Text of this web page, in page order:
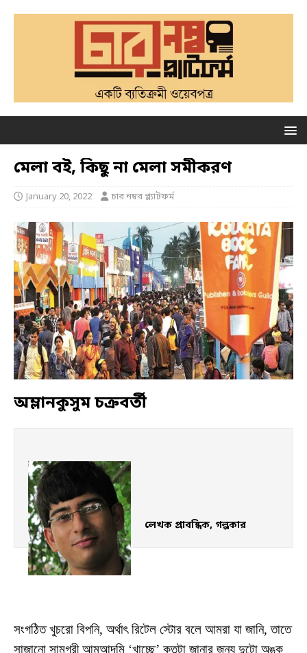
মেলা বই, কিছু না মেলা সমীকরণ
January 20, 2022 চার নম্বর প্ল্যাটফর্ম
অম্লানকুসুম চক্রবর্তী
লেখক প্রাবন্ধিক, গল্পকার
সংগঠিত খুচরো বিপনি, অর্থাৎ রিটেল স্টোর বলে আমরা যা জানি, তাতে
সাজানো সামগ্রী আমআদমি ‘খাচ্ছে’ কতটা জানার জন্য দুটো অঙ্ক